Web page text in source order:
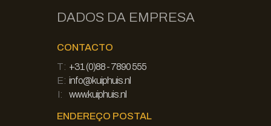
DADOS DA EMPRESA
CONTACTO
T: +31 (0)88 - 7890 555
E: info@kuiphuis.nl
I:
www.kuiphuis.nl
ENDEREÇO POSTAL